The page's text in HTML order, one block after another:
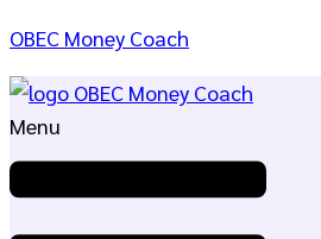
OBEC Money Coach
Menu